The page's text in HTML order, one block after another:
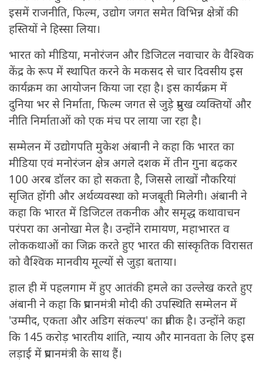
इसमें राजनीति, फिल्म, उद्योग जगत समेत विभिन्न क्षेत्रों की
हस्तियों ने हिस्सा लिया।
भारत को मीडिया, मनोरंजन और डिजिटल नवाचार के वैश्विक
केंद्र के रूप में स्थापित करने के मकसद से चार दिवसीय इस
कार्यक्रम का आयोजन किया जा रहा है। इस कार्यक्रम में
दुनिया भर से निर्माता, फिल्म जगत से जुड़े प्रमुख व्यक्तियों और
नीति निर्माताओं को एक मंच पर लाया जा रहा है।
सम्मेलन में उद्योगपति मुकेश अंबानी ने कहा कि भारत का
मीडिया एवं मनोरंजन क्षेत्र अगले दशक में तीन गुना बढ़कर
100 अरब डॉलर का हो सकता है, जिससे लाखों नौकरियां
सृजित होंगी और अर्थव्यवस्था को मजबूती मिलेगी। अंबानी ने
कहा कि भारत में डिजिटल तकनीक और समृद्ध कथावाचन
परंपरा का अनोखा मेल है। उन्होंने रामायण, महाभारत व
लोककथाओं का जिक्र करते हुए भारत की सांस्कृतिक विरासत
को वैश्विक मानवीय मूल्यों से जुड़ा बताया।
हाल ही में पहलगाम में हुए आतंकी हमले का उल्लेख करते हुए
अंबानी ने कहा कि प्रधानमंत्री मोदी की उपस्थिति सम्मेलन में
'उम्मीद, एकता और अडिग संकल्प' का प्रतीक है। उन्होंने कहा
कि 145 करोड़ भारतीय शांति, न्याय और मानवता के लिए इस
लड़ाई में प्रधानमंत्री के साथ हैं।